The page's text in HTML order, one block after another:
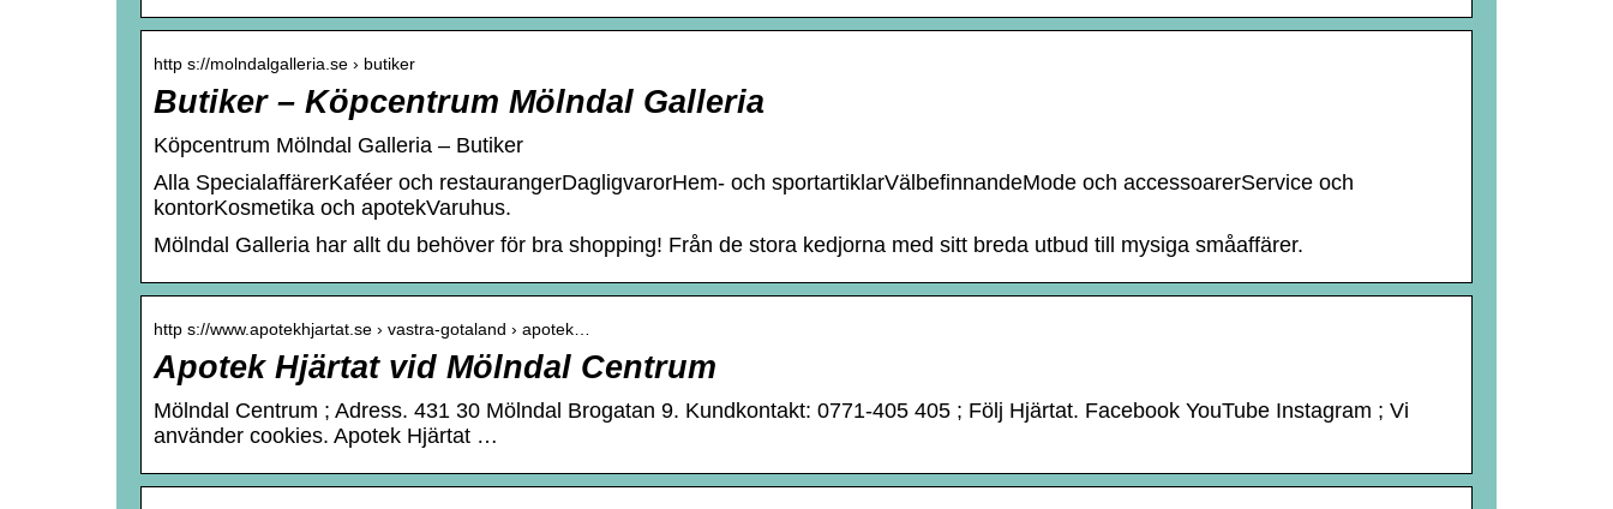
http s://molndalgalleria.se › butiker
Butiker – Köpcentrum Mölndal Galleria
Köpcentrum Mölndal Galleria – Butiker
Alla SpecialaffärerKaféer och restaurangerDagligvarorHem- och sportartiklarVälbefinnandeMode och accessoarerService och
kontorKosmetika och apotekVaruhus.
Mölndal Galleria har allt du behöver för bra shopping! Från de stora kedjorna med sitt breda utbud till mysiga småaffärer.
http s://www.apotekhjartat.se › vastra-gotaland › apotek…
Apotek Hjärtat vid Mölndal Centrum
Mölndal Centrum ; Adress. 431 30 Mölndal Brogatan 9. Kundkontakt: 0771-405 405 ; Följ Hjärtat. Facebook YouTube Instagram ; Vi
använder cookies. Apotek Hjärtat …